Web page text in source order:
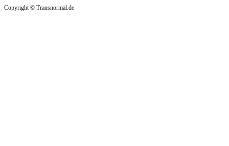
Copyright © Transnormal.de